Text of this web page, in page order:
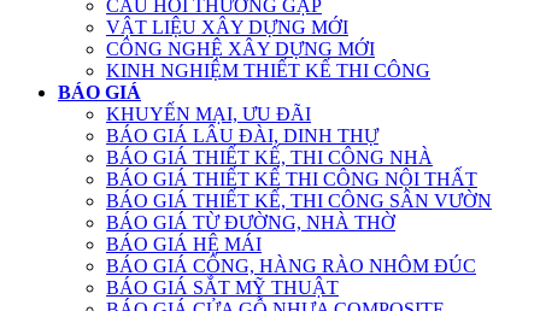
CÂU HỎI THƯỜNG GẶP
VẬT LIỆU XÂY DỰNG MỚI
CÔNG NGHỆ XÂY DỰNG MỚI
KINH NGHIỆM THIẾT KẾ THI CÔNG
BÁO GIÁ
KHUYẾN MẠI, ƯU ĐÃI
BÁO GIÁ LÂU ĐÀI, DINH THỰ
BÁO GIÁ THIẾT KẾ, THI CÔNG NHÀ
BÁO GIÁ THIẾT KẾ THI CÔNG NỘI THẤT
BÁO GIÁ THIẾT KẾ, THI CÔNG SÂN VƯỜN
BÁO GIÁ TỪ ĐƯỜNG, NHÀ THỜ
BÁO GIÁ HỆ MÁI
BÁO GIÁ CỔNG, HÀNG RÀO NHÔM ĐÚC
BÁO GIÁ SẮT MỸ THUẬT